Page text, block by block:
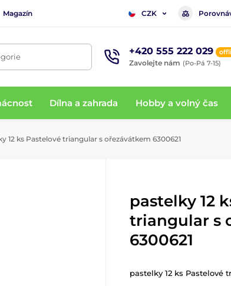
Magazín CZK
+420 555 222 029
Zavolejte nám (Po-Pá 7-15)
Dílna a zahrada Hobby a volný čas
12 ks Pastelové triangular s ořezávátkem 6300621
pastelky 12
triangular s
6300621
pastelky 12 ks Pastelové